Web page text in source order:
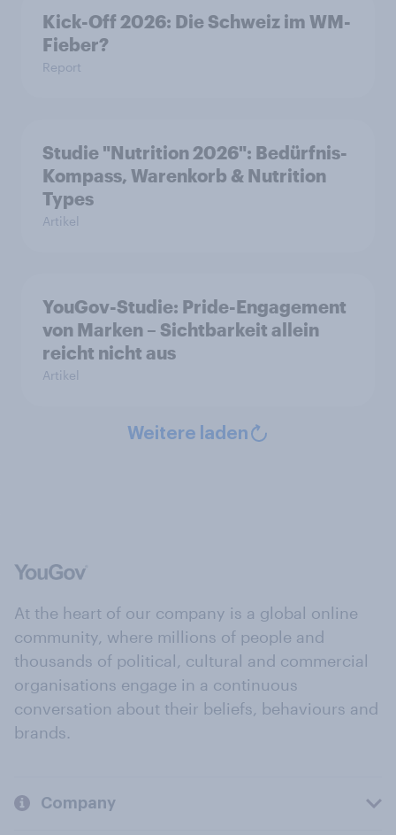
Kick-Off 2026: Die Schweiz im WM-
Fieber?​
Report
Studie "Nutrition 2026": Bedürfnis-
Kompass, Warenkorb & Nutrition
Types
Artikel
YouGov-Studie: Pride-Engagement
von Marken – Sichtbarkeit allein
reicht nicht aus
Artikel
Weitere laden
At the heart of our company is a global online
community, where millions of people and
thousands of political, cultural and commercial
organisations engage in a continuous
conversation about their beliefs, behaviours and
brands.
Company